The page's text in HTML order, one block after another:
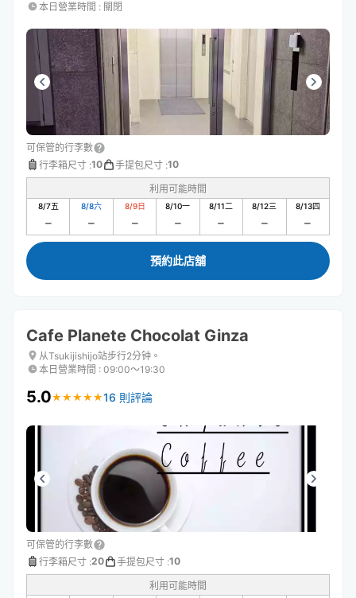
本日營業時間 : 關閉
可保管的行李數
行李箱尺寸 :10 手提包尺寸 :10
利用可能時間
8/7五 8/8六 8/9日 8/10一 8/11二 8/12三 8/13四
預約此店舖
Cafe Planete Chocolat Ginza
从Tsukijishijo站步行2分钟。
本日營業時間 : 09:00〜19:30
5.0★ ★ ★ ★ ★
★ ★ ★ ★ ★16 則評論
可保管的行李數
行李箱尺寸 :20 手提包尺寸 :10
利用可能時間